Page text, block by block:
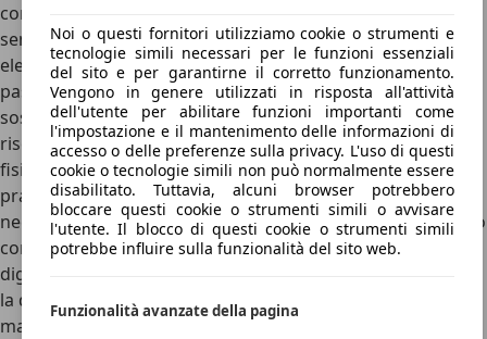
Noi o questi fornitori utilizziamo cookie o strumenti e
tecnologie simili necessari per le funzioni essenziali
del sito e per garantirne il corretto funzionamento.
Vengono in genere utilizzati in risposta all'attività
dell'utente per abilitare funzioni importanti come
l'impostazione e il mantenimento delle informazioni di
accesso o delle preferenze sulla privacy. L'uso di questi
cookie o tecnologie simili non può normalmente essere
disabilitato. Tuttavia, alcuni browser potrebbero
bloccare questi cookie o strumenti simili o avvisare
l'utente. Il blocco di questi cookie o strumenti simili
potrebbe influire sulla funzionalità del sito web.
Funzionalità avanzate della pagina
console centrale, che nel veicolo di prova si è mostrata
sensibile ai graffi. Al sedile del conducente regolabile
elettricamente si contrappone però un sedile del
passeggero privo di regolazione in altezza. Qui finiscono
sostanzialmente le rinunce sul fronte comfort. Il volante
riscaldabile si impugna bene e adotta pulsanti e comandi
fisici. Anche il climatizzatore può essere regolato in modo
pratico tramite interruttori dedicati, senza passare
necessariamente dal display. Il doppio schermo è integrato
con buona armonia nella plancia. Con una strumentazione
digitale da 10,25 pollici e un display centrale da 10,1 pollici,
la dotazione non è tra le più scenografiche del segmento,
ma offre tutto il necessario senza creare distrazioni inutili.